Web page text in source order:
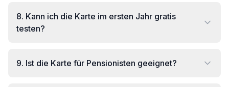
8. Kann ich die Karte im ersten Jahr gratis
testen?
9. Ist die Karte für Pensionisten geeignet?